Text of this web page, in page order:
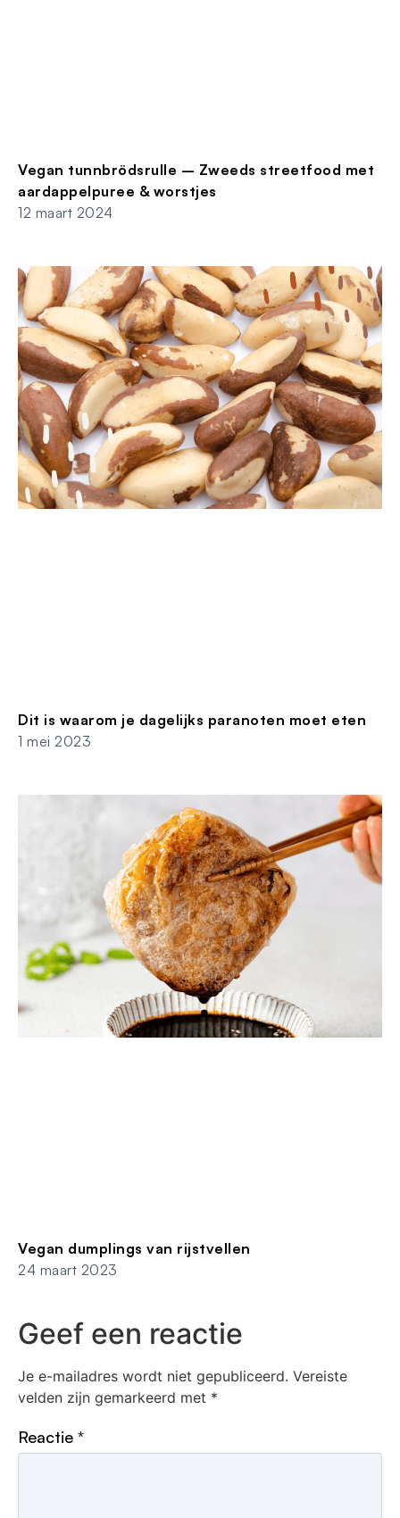
Vegan tunnbrödsrulle – Zweeds streetfood met
aardappelpuree & worstjes
12 maart 2024
Dit is waarom je dagelijks paranoten moet eten
1 mei 2023
Vegan dumplings van rijstvellen
24 maart 2023
Geef een reactie
Je e-mailadres wordt niet gepubliceerd. Vereiste
velden zijn gemarkeerd met *
Reactie *